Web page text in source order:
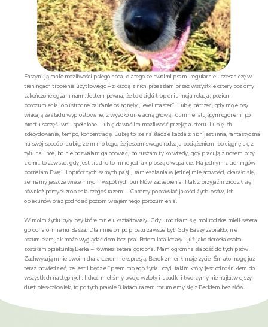
Fascynują mnie możliwości psiego nosa, dlatego ze swoimi psami regularnie uczestniczę w
treningach tropienia użytkowego – z każdą z nich przeszłam przez wszystkie cztery poziomy
zakończone egzaminami. Jestem pewna, że to dzięki tropieniu moja relacja, poziom
porozumienia, obustronne zaufanie osiągnęły „level master”. Lubię patrzeć, gdy moje psy
wracają ze śladu wyprostowane, z wysoko uniesioną głową i dumnie falującym ogonem, po
prostu szczęśliwe i spełnione. Lubię dawać im możliwość przejęcia steru. Lubię ich
zdecydowanie, tempo, koncentrację. Lubię to, że na śladzie każda z nich jest inna, fantastyczna
na swój sposób. Lubię, że mimo tego, że jestem swego rodzaju obciążeniem, bo ciągnę się z
tyłu na lince, bo nie pozwalam galopować, bo ruszam tylko wtedy, gdy pracują z nosem przy
ziemi…to zawsze, gdy jest trudno to mnie jednak proszą o wsparcie. Na jednym z treningów
poznałam Ewę….i oprócz tych samych pasji, zamieszkania w jednej miejscowości, okazało się,
że mamy jeszcze wiele innych, wspólnych punktów zaczepienia. I tak z przyjaźni zrodził się
również pomysł zrobienia czegoś razem…. Chcemy poprawiać jakości życia psów, ich
opiekunów oraz podnosić poziom wzajemnego porozumienia.
W moim życiu były psy które mnie ukształtowały. Gdy urodziłam się moi rodzice mieli setera
gordona o imieniu Basza. Dla mnie on po prostu zawsze był. Gdy Baszy zabrakło, nie
rozumiałam jak może wyglądać dom bez psa. Potem lata leciały i już jako dorosła osoba
zostałam opiekunką Berka – również setera gordona. Mam ogromna słabość do tych psów.
Zachwycają mnie swoim charakterem i ekspresją. Berek zmienił moje życie. Śmiało mogę już
teraz powiedzieć, że jest i będzie “psem mojego życia” czyli takim który jest odnośnikiem do
wszystkich następnych. I choć mieliśmy swoje wzloty i upadki i tworzymy nie najłatwiejszy
duet pies-człowiek, to po tych prawie 8 latach razem rozumiemy się z Berkiem bez słów.